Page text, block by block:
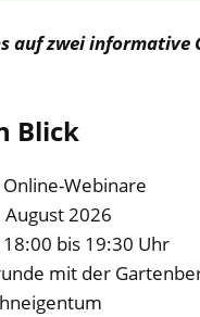
auf zwei informative
Blick
Webinare
2026
bis 19:30 Uhr
mit der